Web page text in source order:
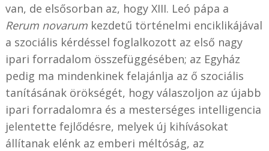
van, de elsősorban az, hogy XIII. Leó pápa a
Rerum novarumkezdetű történelmi enciklikájával
a szociális kérdéssel foglalkozott az első nagy
ipari forradalom összefüggésében; az Egyház
pedig ma mindenkinek felajánlja az ő szociális
tanításának örökségét, hogy válaszoljon az újabb
ipari forradalomra és a mesterséges intelligencia
jelentette fejlődésre, melyek új kihívásokat
állítanak elénk az emberi méltóság, az